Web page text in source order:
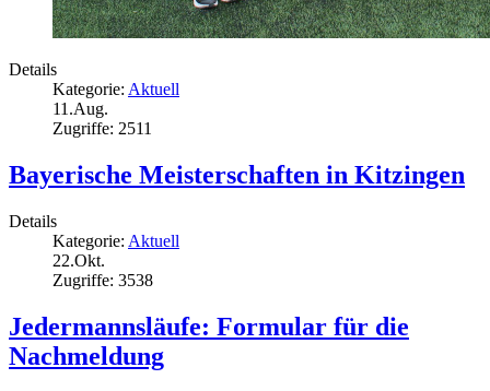
Details
Kategorie: Aktuell
11.Aug.
Zugriffe: 2511
Bayerische Meisterschaften in Kitzingen
Details
Kategorie: Aktuell
22.Okt.
Zugriffe: 3538
Jedermannsläufe: Formular für die
Nachmeldung